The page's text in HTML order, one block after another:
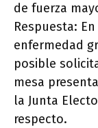
de fuerza
Respuesta:
enfermedad
posible
mesa
la Junta
respecto.